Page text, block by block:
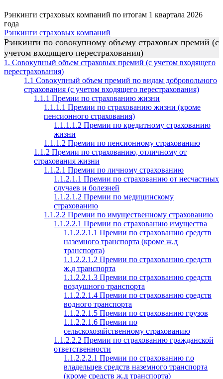
Рэнкинги страховых компаний по итогам 1 квартала 2026
года
Рэнкинги страховых компаний
Рэнкинги по совокупному объему страховых премий (с
учетом входящего перестрахования)
1. Совокупный объем страховых премий (с учетом входящего
перестрахования)
1.1 Совокупный объем премий по видам добровольного
страхования (с учетом входящего перестрахования)
1.1.1 Премии по страхованию жизни
1.1.1.1 Премии по страхованию жизни (кроме
пенсионного страхования)
1.1.1.1.2 Премии по кредитному страхованию
жизни
1.1.1.2 Премии по пенсионному страхованию
1.1.2 Премии по страхованию, отличному от
страхования жизни
1.1.2.1 Премии по личному страхованию
1.1.2.1.1 Премии по страхованию от несчастных
случаев и болезней
1.1.2.1.2 Премии по медицинскому
страхованию
1.1.2.2 Премии по имущественному страхованию
1.1.2.2.1 Премии по страхованию имущества
1.1.2.2.1.1 Премии по страхованию средств
наземного транспорта (кроме ж.д
транспорта)
1.1.2.2.1.2 Премии по страхованию средств
ж.д транспорта
1.1.2.2.1.3 Премии по страхованию средств
воздушного транспорта
1.1.2.2.1.4 Премии по страхованию средств
водного транспорта
1.1.2.2.1.5 Премии по страхованию грузов
1.1.2.2.1.6 Премии по
сельскохозяйственному страхованию
1.1.2.2.2 Премии по страхованию гражданской
ответственности
1.1.2.2.2.1 Премии по страхованию г.о
владельцев средств наземного транспорта
(кроме средств ж.д транспорта)